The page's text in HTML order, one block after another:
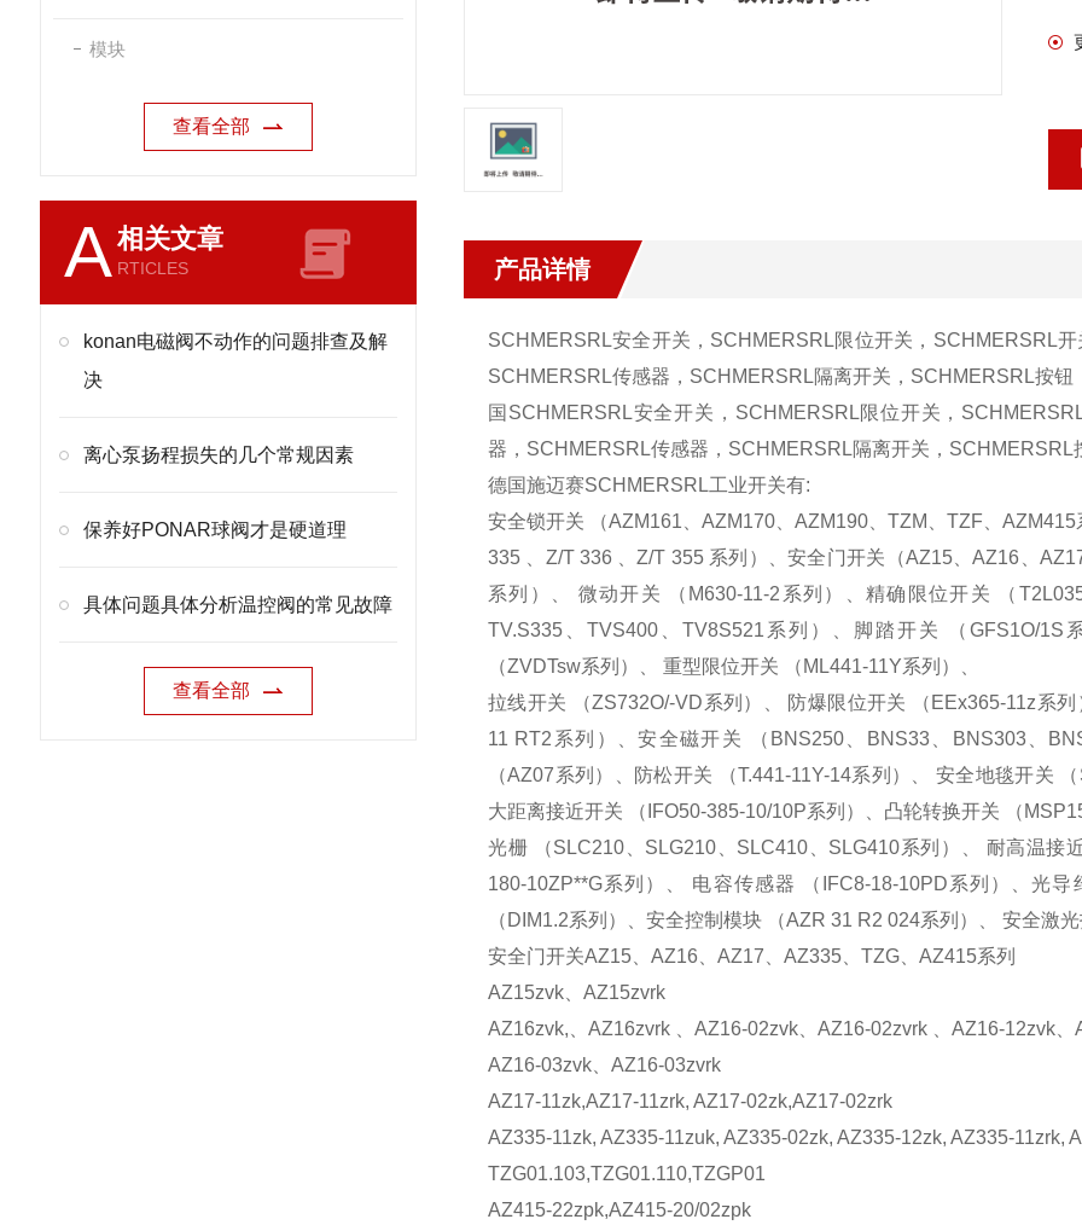
模块
查看全部
A相关文章
RTICLES
konan电磁阀不动作的问题排查及解
决
离心泵扬程损失的几个常规因素
保养好PONAR球阀才是硬道理
具体问题具体分析温控阀的常见故障
查看全部
产品详情
SCHMERSRL安全开关， SCHMERSRL限位开关 ， SCHMERSRL
SCHMERSRL传感器，SCHMERSRL隔离开关，SCHMERSRL按
国 SCHMERSRL安全开关， SCHMERSRL限位开关 ，
器，SCHMERSRL传感器，SCHMERSRL隔离开关，
德国施迈赛SCHMERSRL工业开关有:
安全锁开关 （AZM161、AZM170、AZM190、TZM、TZF、
335 、Z/T 336 、Z/T 355 系列）、安全门开关（AZ15、AZ16、
系列）、 微动开关 （M630-11-2系列）、精确限位开关 （
TV.S335、TVS400、TV8S521系列）、脚踏开关 （GFS1O/
（ZVDTsw系列）、 重型限位开关 （ML441-11Y系列）、
拉线开关 （ZS732O/-VD系列）、 防爆限位开关 （EEx365-11z系
11 RT2系列）、安全磁开关 （BNS250、BNS33、BNS303、
（AZ07系列）、防松开关 （T.441-11Y-14系列）、 安全地毯开关
大距离接近开关 （IFO50-385-10/10P系列）、凸轮转换开关 （
光栅 （SLC210、SLG210、SLC410、SLG410系列）、 耐高温接
180-10ZP**G系列）、 电容传感器 （IFC8-18-10PD系列）、光
（DIM1.2系列）、安全控制模块 （AZR 31 R2 024系列）、 安全激
安全门开关AZ15、AZ16、AZ17、AZ335、TZG、AZ415系列
AZ15zvk、AZ15zvrk
AZ16zvk,、AZ16zvrk 、AZ16-02zvk、AZ16-02zvrk 、AZ16-12zvk、
AZ16-03zvk、AZ16-03zvrk
AZ17-11zk,AZ17-11zrk, AZ17-02zk,AZ17-02zrk
AZ335-11zk, AZ335-11zuk, AZ335-02zk, AZ335-12zk, AZ335-11zrk,
TZG01.103,TZG01.110,TZGP01
AZ415-22zpk,AZ415-20/02zpk